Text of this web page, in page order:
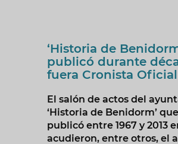
‘Historia de
publicó durante
fuera Cronista
El salón de actos del
‘Historia de Benidorm’
publicó entre 1967 y 2013
acudieron, entre otros, el